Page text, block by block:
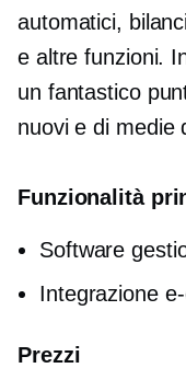
automatici,
e altre funzioni.
un fantastico
nuovi edi medie
Funzionalità
Software
Integrazione
Prezzi